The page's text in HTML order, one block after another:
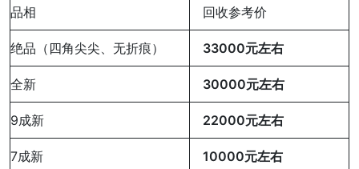
品相 回收参考价
绝品（四角尖尖、无折痕） 33000元左右
全新 30000元左右
9成新 22000元左右
7成新 10000元左右